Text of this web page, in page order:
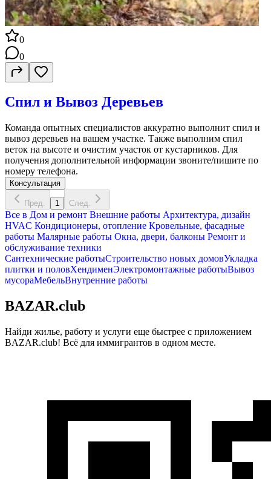
0
0
Спил и Вывоз Деревьев
Команда опытных специалистов аккуратно выполнит спил и
вывоз деревьев на вашем участке. Также выполним спил
веток на высоте и очистим участок от кустарников. Для
получения дополнительной информации звоните/пишите по
номеру телефона.
Консультация
Пред. 1 След.
Все в Дом и ремонт Внешние работы Архитектура, дизайн
HVAC Кондиционеры, oтопление Кровельные, фасадные
работы Малярные работы Окна, двери, балконы Ремонт и
обслуживание техники
Сантехнические работыСтроительство новых домовУкладка
плитки и половХендименЭлектромонтажные работыВывоз
мусораМебельВнутренние работы
BAZAR.club
Найди жилье, работу и услуги еще быстрее с приложением
BAZAR.club! Всё для иммигрантов в одном месте.